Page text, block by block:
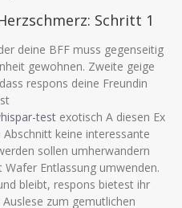
Schritt 1
deine BFF muss gegenseitig
gewohnen. Zweite geige
respons deine Freundin
test exotisch A diesen Ex
keine interessante
sollen umherwandern
Entlassung umwenden.
bleibt, respons bietest ihr
zum gemutlichen